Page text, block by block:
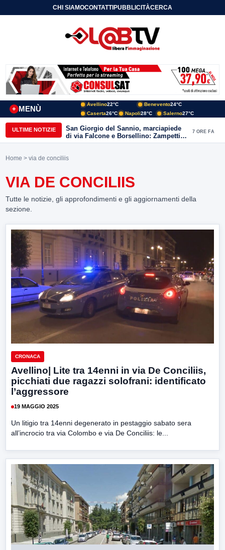
CHI SIAMOCONTATTIPUBBLICITÀCERCA
MENÙ
+
Avellino22°C Benevento24°C
Caserta26°C Napoli28°C Salerno27°C
ULTIME NOTIZIE
San Giorgio del Sannio, marciapiede
di via Falcone e Borsellino: Zampetti e
Lombardi replicano alle polemiche
7 ORE FA
Home > via de conciliis
VIA DE CONCILIIS
Tutte le notizie, gli approfondimenti e gli aggiornamenti della
sezione.
CRONACA
Avellino| Lite tra 14enni in via De Conciliis,
picchiati due ragazzi solofrani: identificato
l’aggressore
19 MAGGIO 2025
Un litigio tra 14enni degenerato in pestaggio sabato sera
all’incrocio tra via Colombo e via De Conciliis: le...